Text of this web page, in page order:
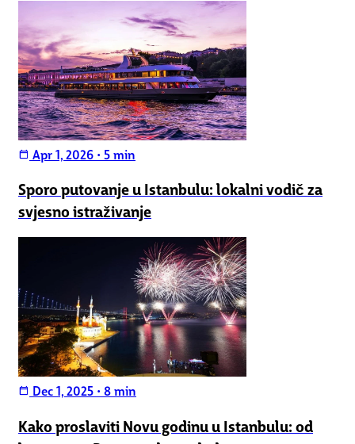
calendar_today Apr 1, 2026 • 5 min
Sporo putovanje u Istanbulu: lokalni vodič za
svjesno istraživanje
calendar_today Dec 1, 2025 • 8 min
Kako proslaviti Novu godinu u Istanbulu: od